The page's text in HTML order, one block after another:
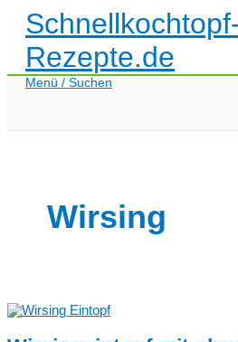
Zum
Inhalt
springen
Rezepte.de
Menü / Suchen
Wirsing